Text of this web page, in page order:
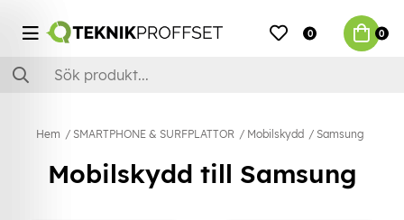
0 0
Hem SMARTPHONE & SURFPLATTOR Mobilskydd Samsung
Mobilskydd till Samsung